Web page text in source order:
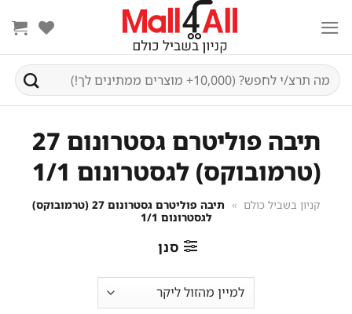
content
חיפוש
עבור:
תיבה פוליטרם גסטרונום 27
(טרמובוקס) לגסטרונום 1/1
קניון בשביל כולם »
תיבה פוליטרם גסטרונום 27 (טרמובוקס)
לגסטרונום 1/1
סנן